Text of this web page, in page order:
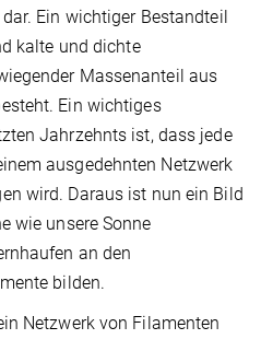
Ein wichtiger Bestandteil
kalte und dichte
Massenanteil aus
Ein wichtiges
Jahrzehnts ist, dass jede
ausgedehnten Netzwerk
wird. Daraus ist nun ein Bild
wie unsere Sonne
an den
bilden.
Netzwerk von Filamenten